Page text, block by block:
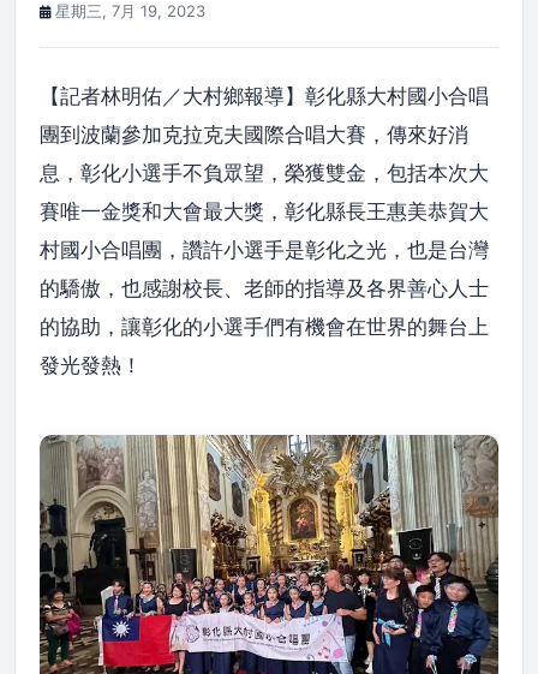
星期三, 7月 19, 2023
【記者林明佑／大村鄉報導】彰化縣大村國小合唱
團到波蘭參加克拉克夫國際合唱大賽，傳來好消
息，彰化小選手不負眾望，榮獲雙金，包括本次大
賽唯一金獎和大會最大獎，彰化縣長王惠美恭賀大
村國小合唱團，讚許小選手是彰化之光，也是台灣
的驕傲，也感謝校長、老師的指導及各界善心人士
的協助，讓彰化的小選手們有機會在世界的舞台上
發光發熱！